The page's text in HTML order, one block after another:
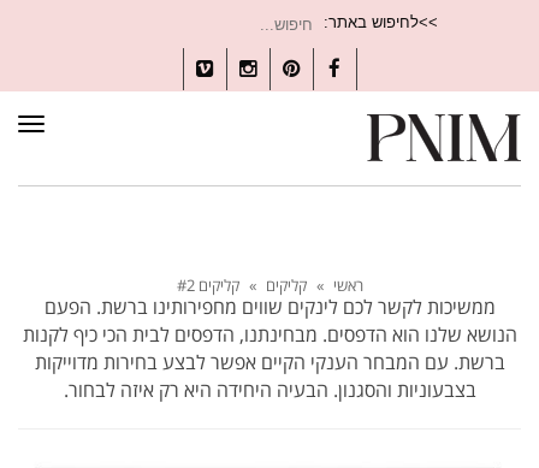
>>לחיפוש באתר:
עבור:
Facebook
Pinterest
Instagram
Vimeo
ראשי » קליקים » קליקים #2
ממשיכות לקשר לכם לינקים שווים מחפירותינו ברשת. הפעם
הנושא שלנו הוא הדפסים. מבחינתנו, הדפסים לבית הכי כיף לקנות
ברשת. עם המבחר הענקי הקיים אפשר לבצע בחירות מדוייקות
בצבעוניות והסגנון. הבעיה היחידה היא רק איזה לבחור.